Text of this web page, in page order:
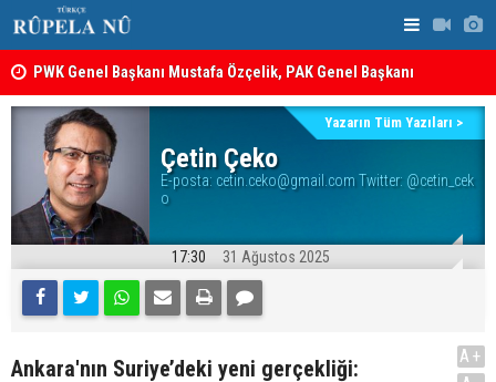
PWK Genel Başkanı Mustafa Özçelik, PAK Genel Başkanı
Hüseyin Yezdanpena’nın Oğlu İçin Kendisiyle Görüştü
12 maddelik çerçeve yasanın tam metni belli oldu: İşte
tam metin!
Çetin Çeko
E-posta: cetin.ceko@gmail.com Twitter: @cetin_cek
o
Yazarın Tüm Yazıları >
17:30 31 Ağustos 2025
Ankara'nın Suriye’deki yeni gerçekliği:
A+